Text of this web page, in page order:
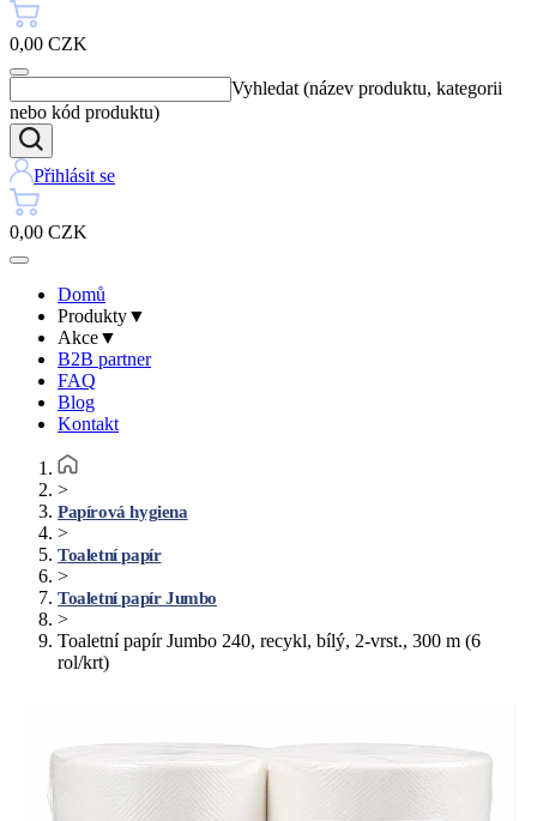
0,00 CZK
Vyhledat (název produktu, kategorii
nebo kód produktu)
Přihlásit se
0,00 CZK
Domů
Produkty▼
Akce▼
B2B partner
FAQ
Blog
Kontakt
>
Papírová hygiena
>
Toaletní papír
>
Toaletní papír Jumbo
>
Toaletní papír Jumbo 240, recykl, bílý, 2-vrst., 300 m (6
rol/krt)